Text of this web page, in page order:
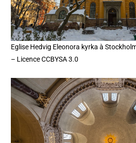
Eglise Hedvig Eleonora kyrka à
– Licence CCBYSA 3.0